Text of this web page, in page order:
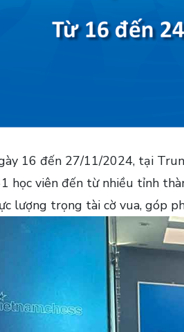
16 đến 27/11/2024, tại
học viên đến từ nhiều tỉnh
lượng trọng tài cờ vua, góp